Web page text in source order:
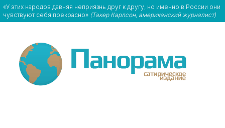
«У этих народов давняя неприязнь друг к другу, но именно в России они
чувствуют себя прекрасно» (Такер Карлсон, американский журналист)